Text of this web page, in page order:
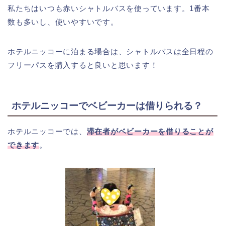
私たちはいつも赤いシャトルバスを使っています。1番本
数も多いし、使いやすいです。
ホテルニッコーに泊まる場合は、シャトルバスは全日程の
フリーパスを購入すると良いと思います！
ホテルニッコーでベビーカーは借りられる？
ホテルニッコーでは、 滞在者がベビーカーを借りることが
できます。